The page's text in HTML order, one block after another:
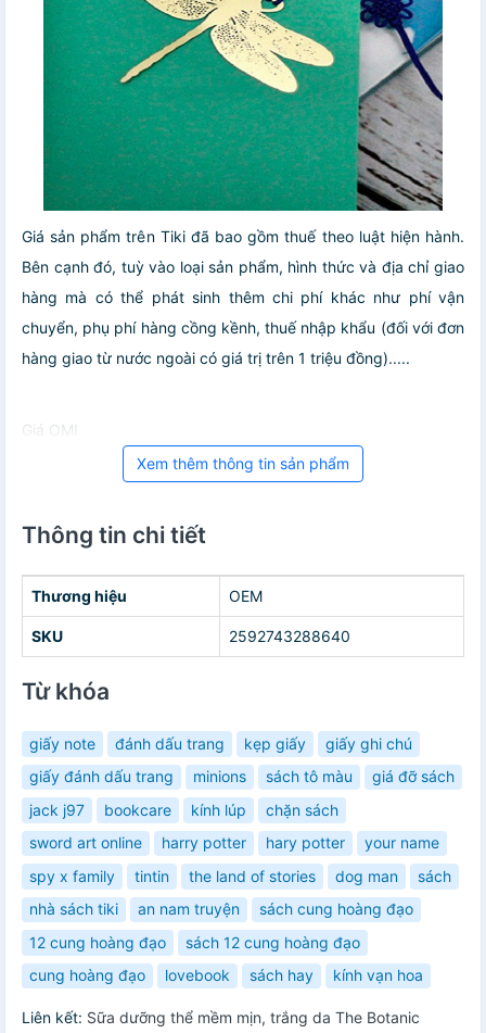
Giá sản phẩm trên Tiki đã bao gồm thuế theo luật hiện hành.
Bên cạnh đó, tuỳ vào loại sản phẩm, hình thức và địa chỉ giao
hàng mà có thể phát sinh thêm chi phí khác như phí vận
chuyển, phụ phí hàng cồng kềnh, thuế nhập khẩu (đối với đơn
hàng giao từ nước ngoài có giá trị trên 1 triệu đồng).....
Giá OMI
Xem thêm thông tin sản phẩm
Thông tin chi tiết
Thương hiệu OEM
SKU 2592743288640
Từ khóa
giấy note đánh dấu trang kẹp giấy
giấy ghi chú
giấy đánh dấu trang
minions sách tô màu
giá đỡ sách
jack j97
bookcare kính lúp
chặn sách
sword art online
harry potter hary potter
your name
spy x family
tintin the land of stories dog man
sách
nhà sách tiki
an nam truyện
sách cung hoàng đạo
12 cung hoàng đạo
sách 12 cung hoàng đạo
cung hoàng đạo
lovebook sách hay kính vạn hoa
Liên kết: Sữa dưỡng thể mềm mịn, trắng da The Botanic